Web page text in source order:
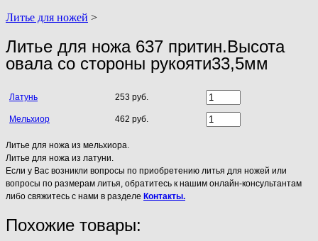
Литье для ножей >
Литье для ножа 637 притин.Высота
овала со стороны рукояти33,5мм
Латунь 253 руб.
Мельхиор 462 руб.
Литье для ножа из мельхиора.
Литье для ножа из латуни.
Если у Вас возникли вопросы по приобретению литья для ножей или
вопросы по размерам литья, обратитесь к нашим онлайн-консультантам
либо свяжитесь с нами в разделе Контакты.
Похожие товары: